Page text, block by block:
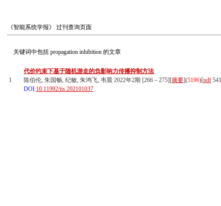
《智能系统学报》 过刊查询页面
关键词中包括 propagation inhibition 的文章
1
代价约束下基于随机游走的负影响力传播抑制方法
陈伯伦, 朱国畅, 纪敏, 朱鸿飞, 韦晨 2022年2期 [266－275][摘要](5196)[pdf
DOI:10.11992/tis.202101037